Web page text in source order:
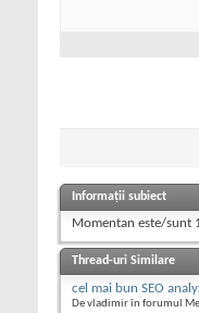
Informații subiect
Momentan este/sunt
Thread-uri Similare
cel mai bun SEO
De vladimir în forumul